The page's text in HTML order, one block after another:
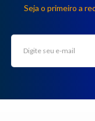
WhatsApp
Envie-
nos uma
Seja o primeiro a